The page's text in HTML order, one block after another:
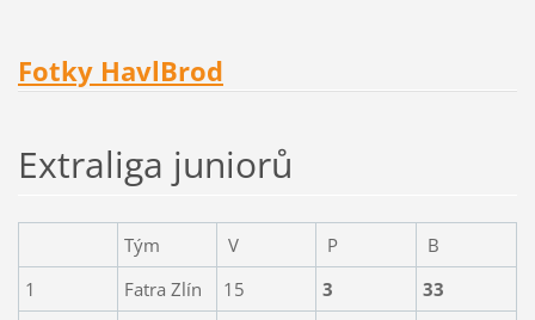
Fotky HavlBrod
Extraliga juniorů
Tým V P
B
1
Fatra Zlín 15 3
33